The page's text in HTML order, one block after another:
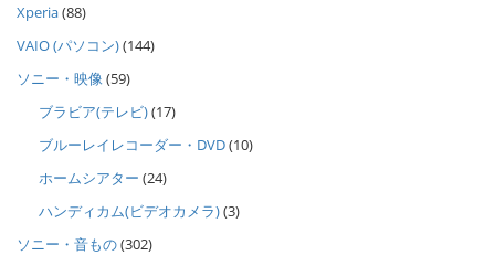
Xperia(88)
VAIO (パソコン)(144)
ソニー・映像 (59)
ブラビア(テレビ)(17)
ブルーレイレコーダー・DVD(10)
ホームシアター (24)
ハンディカム(ビデオカメラ)(3)
ソニー・音もの(302)